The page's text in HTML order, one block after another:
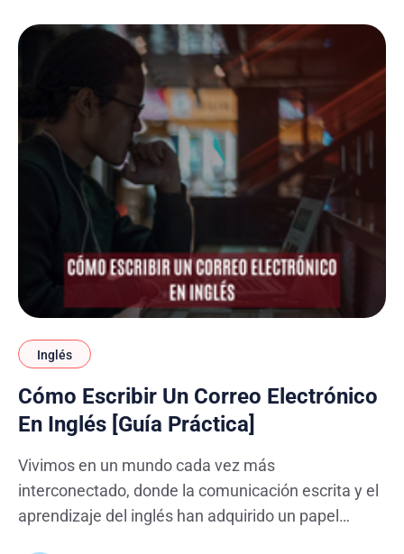
Inglés
Cómo Escribir Un Correo Electrónico
En Inglés [Guía Práctica]
Vivimos en un mundo cada vez más
interconectado, donde la comunicación escrita y el
aprendizaje del inglés han adquirido un papel